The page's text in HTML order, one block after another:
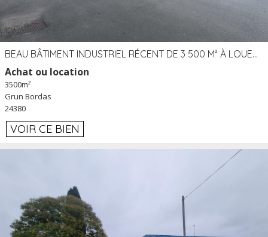
BEAU BÂTIMENT INDUSTRIEL RÉCENT DE 3 500 M² À LOUER OU VENDRE PROCHE PÉRIGUEUX (24)
Achat ou location
3500m²
Grun Bordas
24380
VOIR CE BIEN